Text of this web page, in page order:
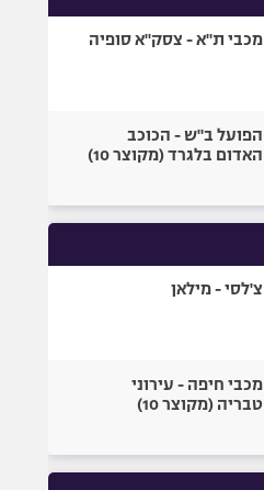
מכבי ת"א - צסק"א סופיה
הפועל ב"ש - הכוכב
האדום בלגרד (מקוצר 10)
צ'לסי - מילאן
מכבי חיפה - עירוני
טבריה (מקוצר 10)